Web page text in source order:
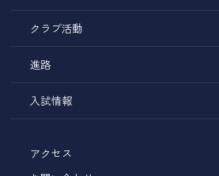
クラブ活動
進路
入試情報
アクセス